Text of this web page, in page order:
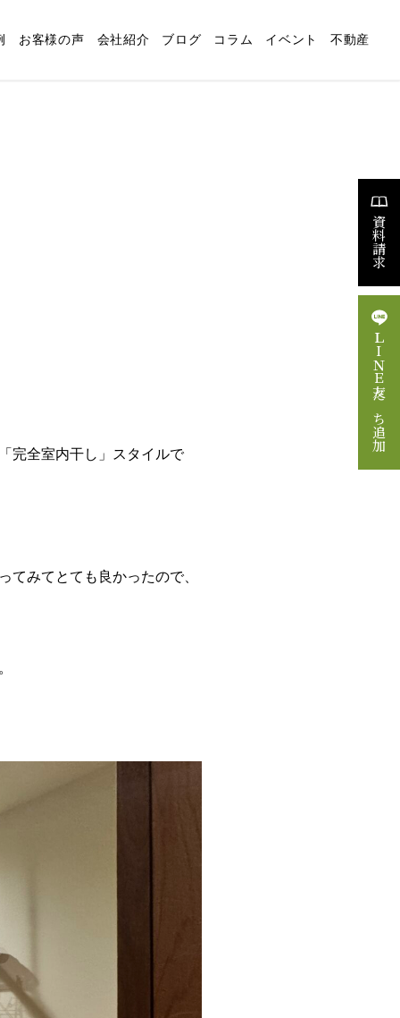
お客様の声 会社紹介 ブログ コラム イベント 不動産
資料請求
ＬＩＮＥ友だち追加
完全室内干し」スタイルで
てみてとても良かったので、